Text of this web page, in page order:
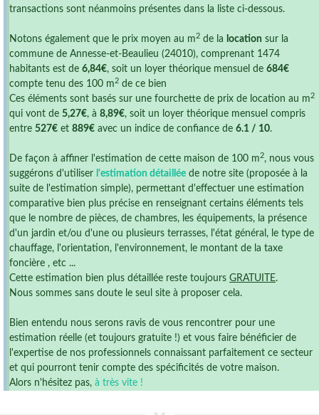
transactions sont néanmoins présentes dans la liste ci-dessous.
Notons également que le prix moyen au m 2 de la location sur la
commune de Annesse-et-Beaulieu (24010), comprenant 1474
habitants est de 6,84€, soit un loyer théorique mensuel de 684€
compte tenu des 100 m 2 de ce bien
Ces éléments sont basés sur une fourchette de prix de location au m 2
qui vont de 5,27€, à 8,89€, soit un loyer théorique mensuel compris
entre 527€ et 889€ avec un indice de confiance de 6.1 / 10.
De façon à affiner l'estimation de cette maison de 100 m 2, nous vous
suggérons d'utiliser l'estimation détaillée de notre site (proposée à la
suite de l'estimation simple), permettant d'effectuer une estimation
comparative bien plus précise en renseignant certains éléments tels
que le nombre de pièces, de chambres, les équipements, la présence
d'un jardin et/ou d'une ou plusieurs terrasses, l'état général, le type de
chauffage, l'orientation, l'environnement, le montant de la taxe
foncière , etc ...
Cette estimation bien plus détaillée reste toujours GRATUITE.
Nous sommes sans doute le seul site à proposer cela.
Bien entendu nous serons ravis de vous rencontrer pour une
estimation réelle (et toujours gratuite !) et vous faire bénéficier de
l'expertise de nos professionnels connaissant parfaitement ce secteur
et qui pourront tenir compte des spécificités de votre maison.
Alors n'hésitez pas, à très vite !